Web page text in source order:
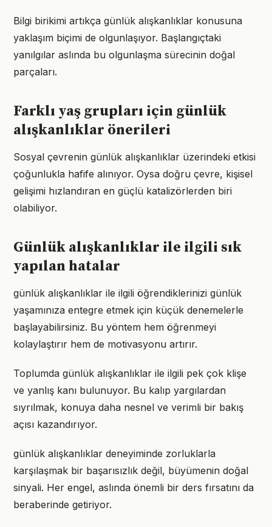
Bilgi birikimi artıkça günlük alışkanlıklar konusuna
yaklaşım biçimi de olgunlaşıyor. Başlangıçtaki
yanılgılar aslında bu olgunlaşma sürecinin doğal
parçaları.
Farklı yaş grupları için günlük
alışkanlıklar önerileri
Sosyal çevrenin günlük alışkanlıklar üzerindeki etkisi
çoğunlukla hafife alınıyor. Oysa doğru çevre, kişisel
gelişimi hızlandıran en güçlü katalizörlerden biri
olabiliyor.
Günlük alışkanlıklar ile ilgili sık
yapılan hatalar
günlük alışkanlıklar ile ilgili öğrendiklerinizi günlük
yaşamınıza entegre etmek için küçük denemelerle
başlayabilirsiniz. Bu yöntem hem öğrenmeyi
kolaylaştırır hem de motivasyonu artırır.
Toplumda günlük alışkanlıklar ile ilgili pek çok klişe
ve yanlış kanı bulunuyor. Bu kalıp yargılardan
sıyrılmak, konuya daha nesnel ve verimli bir bakış
açısı kazandırıyor.
günlük alışkanlıklar deneyiminde zorluklarla
karşılaşmak bir başarısızlık değil, büyümenin doğal
sinyali. Her engel, aslında önemli bir ders fırsatını da
beraberinde getiriyor.